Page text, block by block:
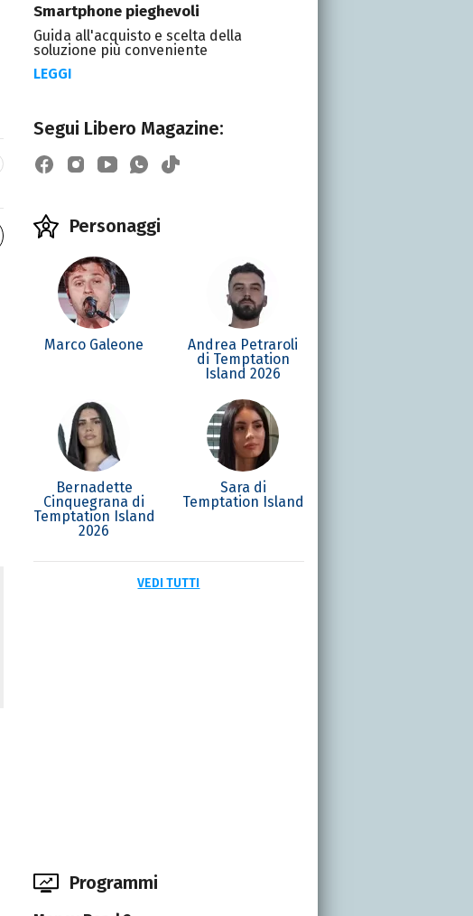
Smartphone pieghevoli
Guida all'acquisto e scelta della
soluzione più conveniente
LEGGI
Segui Libero Magazine:
Personaggi
Marco Galeone
Andrea Petraroli
di Temptation
Island 2026
Bernadette
Cinquegrana di
Temptation Island
2026
Sara di
Temptation Island
VEDI TUTTI
Programmi